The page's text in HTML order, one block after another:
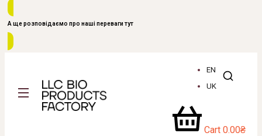
А ще розповідаємо про наші переваги тут
EN
UK
Cart 0.00₴